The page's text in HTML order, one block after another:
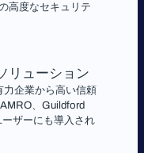
高度なセキュリテ
リューション
企業から高い信頼
、Guildford
ザーにも導入され